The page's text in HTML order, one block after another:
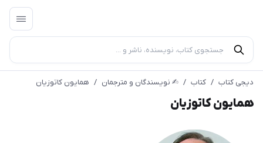
دیجی کتاب / کتاب / ✍︎ نویسندگان و مترجمان / همایون کاتوزیان
همایون کاتوزیان